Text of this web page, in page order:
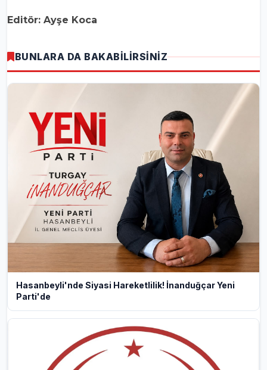
Editör: Ayşe Koca
BUNLARA DA BAKABİLİRSİNİZ
Hasanbeyli'nde Siyasi Hareketlilik! İnanduğçar Yeni
Parti'de